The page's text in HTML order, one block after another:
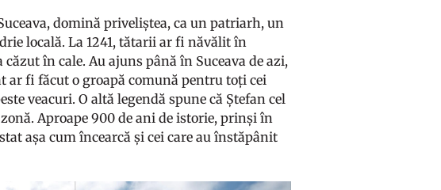
domină priveliștea, ca un patriarh, un
locală. La 1241, tătarii ar fi năvălit în
în cale. Au ajuns până în Suceava de azi,
ar fi făcut o groapă comună pentru toți cei
veacuri. O altă legendă spune că Ștefan cel
Aproape 900 de ani de istorie, prinși în
așa cum încearcă și cei care au înstăpânit